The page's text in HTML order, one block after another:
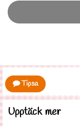
Tipsa
Upptäck mer